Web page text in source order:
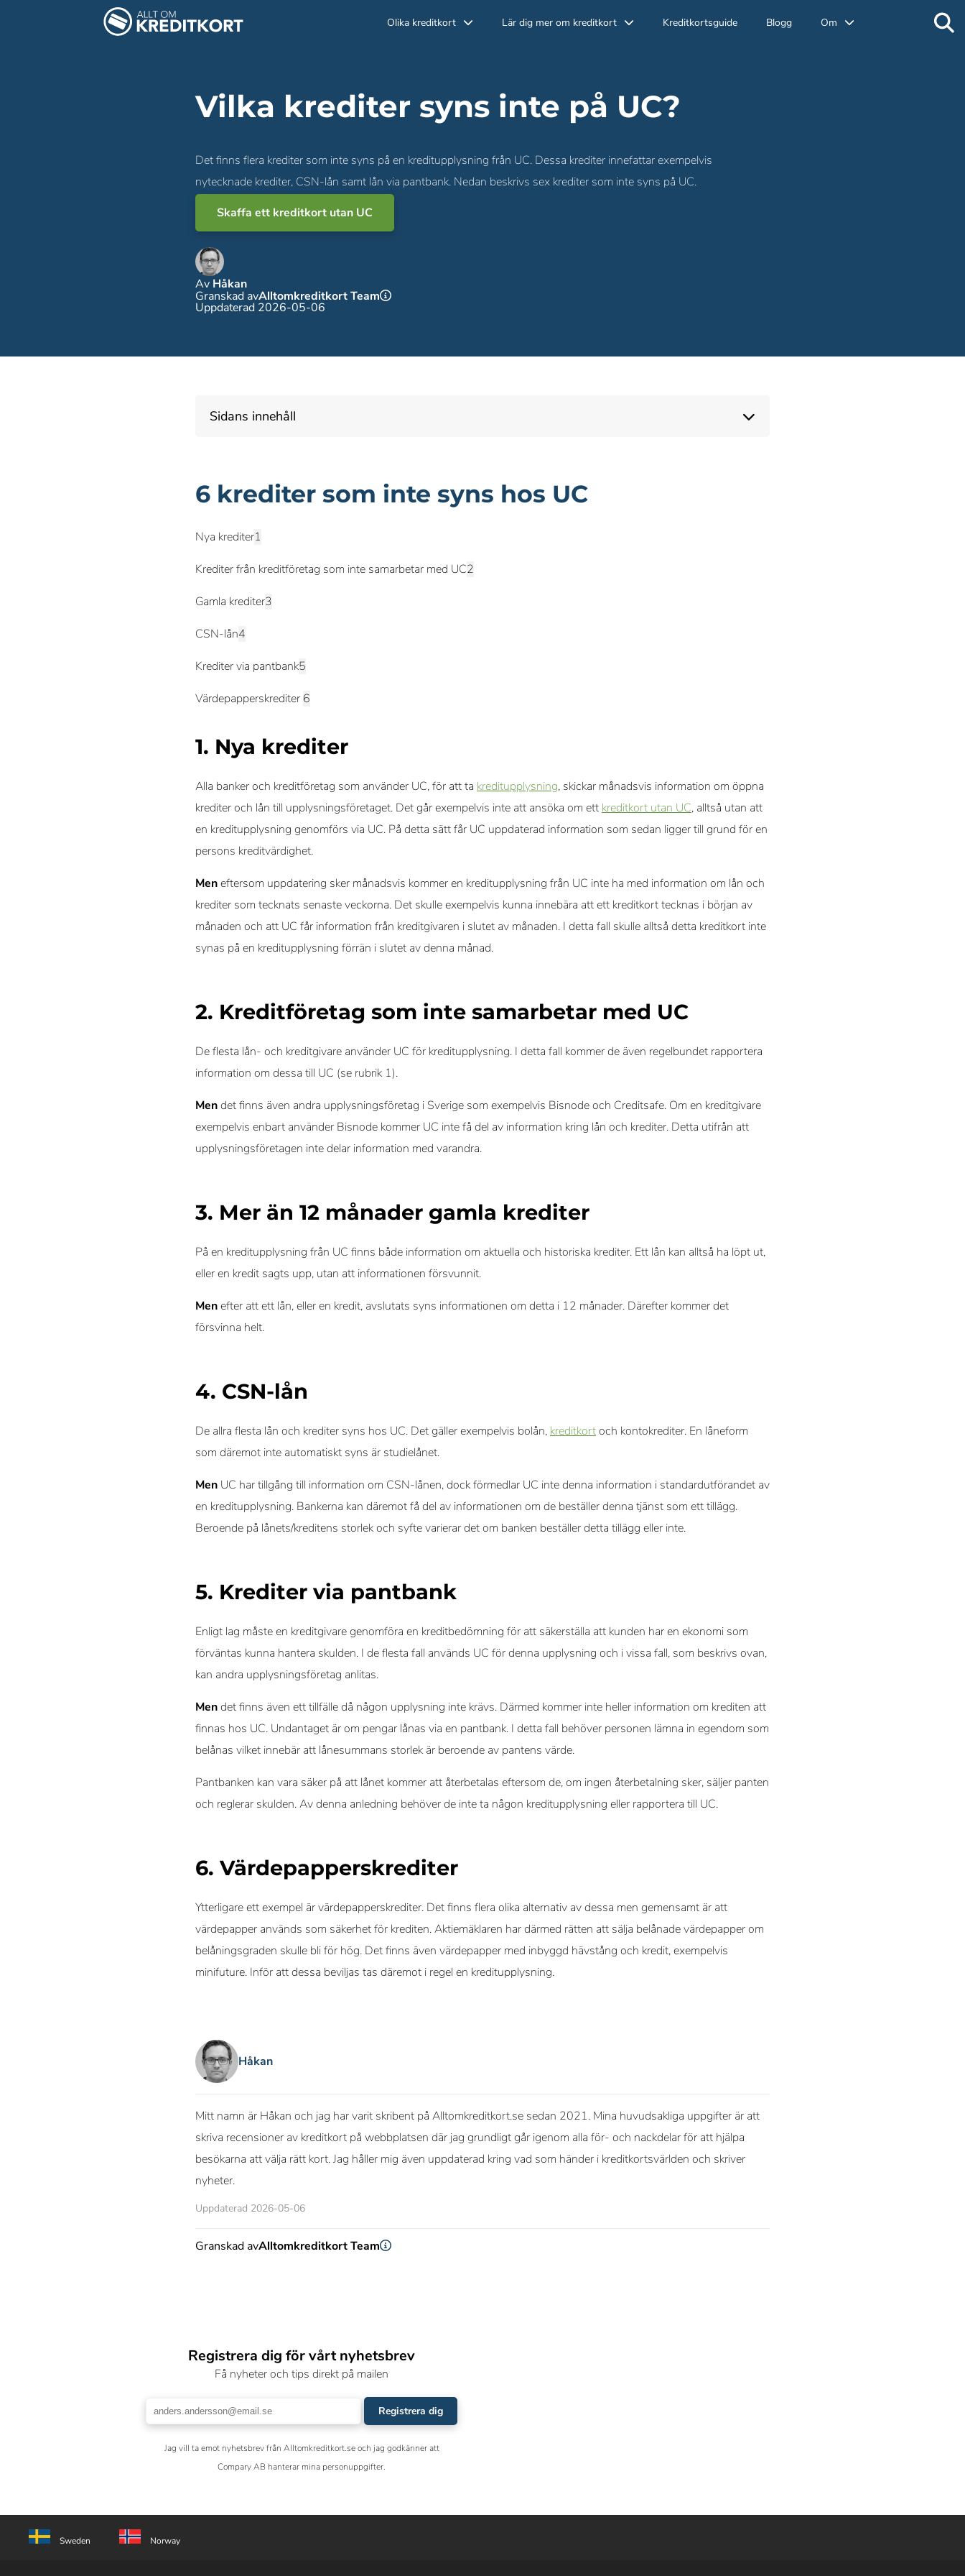
Olika kreditkort Lär dig mer om kreditkort Kreditkortsguide Blogg Om
Vilka krediter syns inte på UC?
Det finns flera krediter som inte syns på en kreditupplysning från UC. Dessa krediter innefattar exempelvis
nytecknade krediter, CSN-lån samt lån via pantbank. Nedan beskrivs sex krediter som inte syns på UC.
Skaffa ett kreditkort utan UC
Av Håkan
Granskad avAlltomkreditkort Team
Uppdaterad 2026-05-06
Sidans innehåll
6 krediter som inte syns hos UC
Nya krediter
Krediter från kreditföretag som inte samarbetar med UC
Gamla krediter
CSN-lån
Krediter via pantbank
Värdepapperskrediter
1. Nya krediter
Alla banker och kreditföretag som använder UC, för att ta kreditupplysning, skickar månadsvis information om öppna
krediter och lån till upplysningsföretaget. Det går exempelvis inte att ansöka om ett kreditkort utan UC, alltså utan att
en kreditupplysning genomförs via UC. På detta sätt får UC uppdaterad information som sedan ligger till grund för en
persons kreditvärdighet.
Meneftersom uppdatering sker månadsvis kommer en kreditupplysning från UC inte ha med information om lån och
krediter som tecknats senaste veckorna. Det skulle exempelvis kunna innebära att ett kreditkort tecknas i början av
månaden och att UC får information från kreditgivaren i slutet av månaden. I detta fall skulle alltså detta kreditkort inte
synas på en kreditupplysning förrän i slutet av denna månad.
2. Kreditföretag som inte samarbetar med UC
De flesta lån- och kreditgivare använder UC för kreditupplysning. I detta fall kommer de även regelbundet rapportera
information om dessa till UC (se rubrik 1).
Mendet finns även andra upplysningsföretag i Sverige som exempelvis Bisnode och Creditsafe. Om en kreditgivare
exempelvis enbart använder Bisnode kommer UC inte få del av information kring lån och krediter. Detta utifrån att
upplysningsföretagen inte delar information med varandra.
3. Mer än 12 månader gamla krediter
På en kreditupplysning från UC finns både information om aktuella och historiska krediter. Ett lån kan alltså ha löpt ut,
eller en kredit sagts upp, utan att informationen försvunnit.
Menefter att ett lån, eller en kredit, avslutats syns informationen om detta i 12 månader. Därefter kommer det
försvinna helt.
4. CSN-lån
De allra flesta lån och krediter syns hos UC. Det gäller exempelvis bolån, kreditkortoch kontokrediter. En låneform
som däremot inte automatiskt syns är studielånet.
Men UC har tillgång till information om CSN-lånen, dock förmedlar UC inte denna information i standardutförandet av
en kreditupplysning. Bankerna kan däremot få del av informationen om de beställer denna tjänst som ett tillägg.
Beroende på lånets/kreditens storlek och syfte varierar det om banken beställer detta tillägg eller inte.
5. Krediter via pantbank
Enligt lag måste en kreditgivare genomföra en kreditbedömning för att säkerställa att kunden har en ekonomi som
förväntas kunna hantera skulden. I de flesta fall används UC för denna upplysning och i vissa fall, som beskrivs ovan,
kan andra upplysningsföretag anlitas.
Mendet finns även ett tillfälle då någon upplysning inte krävs. Därmed kommer inte heller information om krediten att
finnas hos UC. Undantaget är om pengar lånas via en pantbank. I detta fall behöver personen lämna in egendom som
belånas vilket innebär att lånesummans storlek är beroende av pantens värde.
Pantbanken kan vara säker på att lånet kommer att återbetalas eftersom de, om ingen återbetalning sker, säljer panten
och reglerar skulden. Av denna anledning behöver de inte ta någon kreditupplysning eller rapportera till UC.
6. Värdepapperskrediter
Ytterligare ett exempel är värdepapperskrediter. Det finns flera olika alternativ av dessa men gemensamt är att
värdepapper används som säkerhet för krediten. Aktiemäklaren har därmed rätten att sälja belånade värdepapper om
belåningsgraden skulle bli för hög. Det finns även värdepapper med inbyggd hävstång och kredit, exempelvis
minifuture. Inför att dessa beviljas tas däremot i regel en kreditupplysning.
Håkan
Mitt namn är Håkan och jag har varit skribent på Alltomkreditkort.se sedan 2021. Mina huvudsakliga uppgifter är att
skriva recensioner av kreditkort på webbplatsen där jag grundligt går igenom alla för- och nackdelar för att hjälpa
besökarna att välja rätt kort. Jag håller mig även uppdaterad kring vad som händer i kreditkortsvärlden och skriver
nyheter.
Uppdaterad 2026-05-06
Granskad avAlltomkreditkort Team
Registrera dig för vårt nyhetsbrev
Få nyheter och tips direkt på mailen
Registrera dig
Jag vill ta emot nyhetsbrev från Alltomkreditkort.se och jag godkänner att
Compary AB hanterar mina personuppgifter.
Sweden Norway